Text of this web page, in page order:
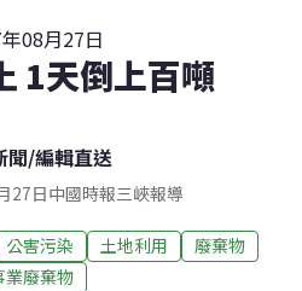
08月27日
1天倒上百噸
聞/編輯直送
27日中國時報三峽報導
公害污染 土地利用
廢棄物
業廢棄物